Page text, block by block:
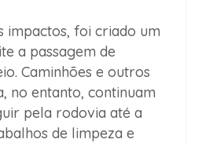
impactos, foi criado um
a passagem de
Caminhões e outros
no entanto, continuam
pela rodovia até a
de limpeza e